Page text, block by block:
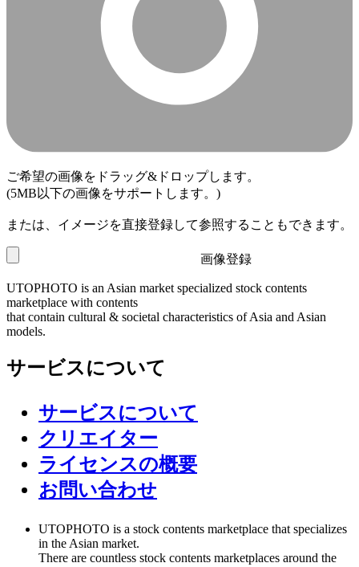
ご希望の画像をドラッグ&ドロップします。
(5MB以下の画像をサポートします。)
または、イメージを直接登録して参照することもできます。
画像登録
UTOPHOTO is an Asian market specialized stock contents
marketplace with contents
that contain cultural & societal characteristics of Asia and Asian
models.
サービスについて
サービスについて
クリエイター
ライセンスの概要
お問い合わせ
UTOPHOTO is a stock contents marketplace that specializes
in the Asian market.
There are countless stock contents marketplaces around the